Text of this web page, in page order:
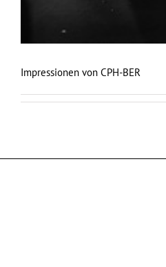
Impressionen von CPH-BER